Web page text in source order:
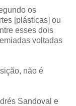
os
[plásticas] ou
esses dois
voltadas
não é
Sandoval e